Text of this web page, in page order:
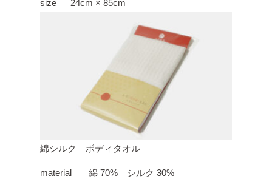
size
24cm × 85cm
綿シルク ボディタオル
material
綿 70% シルク 30%